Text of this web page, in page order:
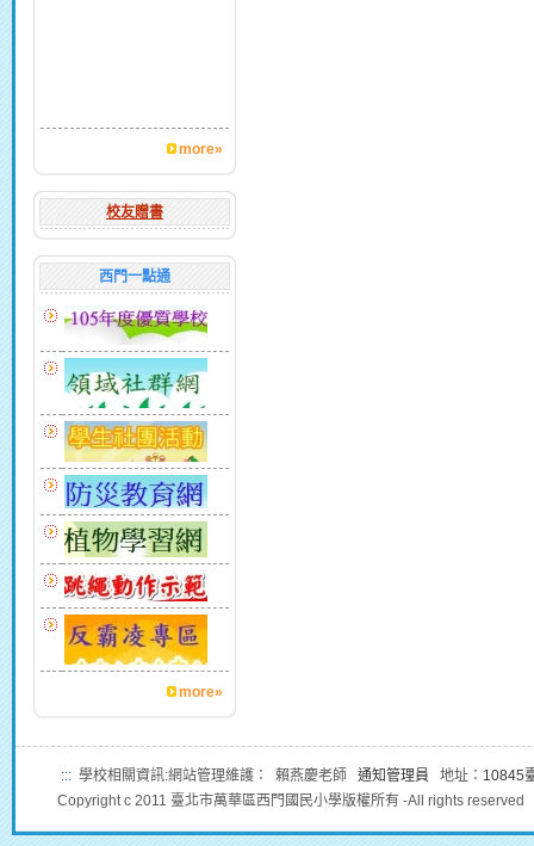
more»
校友贈書
西門一點通
more»
::: 學校相關資訊:網站管理維護： 賴燕慶老師 通知管理員 地址： 10845
Copyright c 2011 臺北市萬華區西門國民小學版權所有 -All rights reserved